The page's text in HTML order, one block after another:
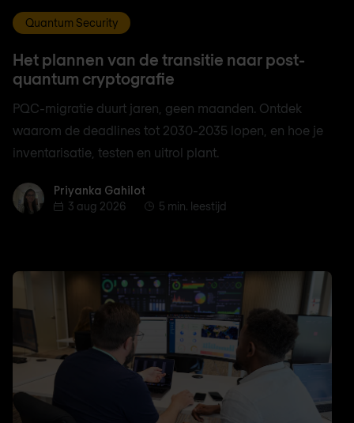
Quantum Security
Het plannen van de transitie naar post-
quantum cryptografie
PQC-migratie duurt jaren, geen maanden. Ontdek
waarom de deadlines tot 2030-2035 lopen, en hoe je
inventarisatie, testen en uitrol plant.
Priyanka Gahilot
Priyanka Gahilot
3 aug 2026
5 min. leestijd